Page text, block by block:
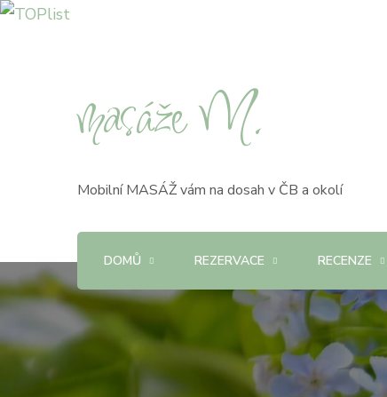
masáže M.
Mobilní MASÁŽ vám na dosah v ČB a okolí
DOMŮ REZERVACE RECENZE